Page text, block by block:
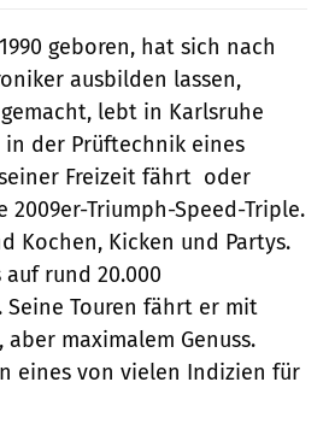
geboren, hat sich nach
ausbilden lassen,
lebt in Karlsruhe
der Prüftechnik eines
Freizeit fährt oder
2009er-Triumph-Speed-Triple.
Kochen, Kicken und Partys.
rund 20.000
Touren fährt er mit
aber maximalem Genuss.
eines von vielen Indizien für